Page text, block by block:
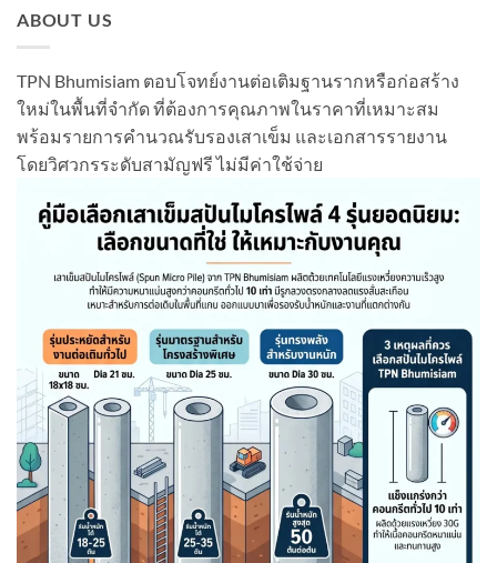
ABOUT US
TPN Bhumisiam ตอบโจทย์งานต่อเติมฐานรากหรือก่อสร้าง
ใหม่ในพื้นที่จำกัด ที่ต้องการคุณภาพในราคาที่เหมาะสม
พร้อมรายการคำนวณรับรองเสาเข็ม และเอกสารรายงาน
โดยวิศวกรระดับสามัญฟรี ไม่มีค่าใช้จ่าย